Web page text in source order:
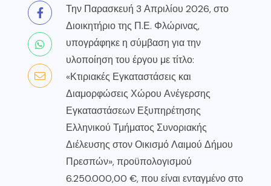
Την Παρασκευή 3 Απριλίου 2026, στο
Διοικητήριο της Π.Ε. Φλώρινας,
υπογράφηκε η σύμβαση για την
υλοποίηση του έργου με τίτλο:
«Κτιριακές Εγκαταστάσεις και
Διαμορφώσεις Χώρου Ανέγερσης
Εγκαταστάσεων Εξυπηρέτησης
Ελληνικού Τμήματος Συνοριακής
Διέλευσης στον Οικισμό Λαιμού Δήμου
Πρεσπών», προϋπολογισμού
6.250.000,00 €, που είναι ενταγμένο στο